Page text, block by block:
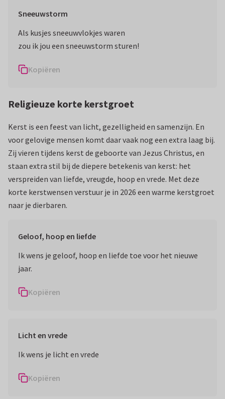
Sneeuwstorm
Als kusjes sneeuwvlokjes waren
zou ik jou een sneeuwstorm sturen!
Kopiëren
Religieuze korte kerstgroet
Kerst is een feest van licht, gezelligheid en samenzijn. En
voor gelovige mensen komt daar vaak nog een extra laag bij.
Zij vieren tijdens kerst de geboorte van Jezus Christus, en
staan extra stil bij de diepere betekenis van kerst: het
verspreiden van liefde, vreugde, hoop en vrede. Met deze
korte kerstwensen verstuur je in 2026 een warme kerstgroet
naar je dierbaren.
Geloof, hoop en liefde
Ik wens je geloof, hoop en liefde toe voor het nieuwe
jaar.
Kopiëren
Licht en vrede
Ik wens je licht en vrede
Kopiëren